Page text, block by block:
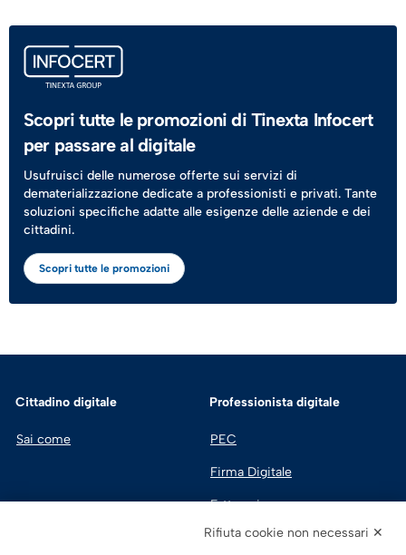
Scopri tutte le promozioni di Tinexta Infocert
per passare al digitale
Usufruisci delle numerose offerte sui servizi di
dematerializzazione dedicate a professionisti e privati. Tante
soluzioni specifiche adatte alle esigenze delle aziende e dei
cittadini.
Scopri tutte le promozioni
Cittadino digitale
Sai come
Professionista digitale
PEC
Firma Digitale
Fatturazione
Rifiuta cookie non necessari ✕